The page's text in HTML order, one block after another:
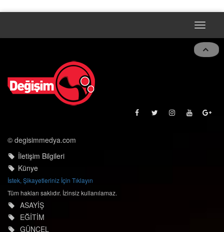
Toggle
© degisimmedya.com
İletişim Bilgileri
Künye
İstek, Şikayetleriniz İçin Tıklayın
Tüm hakları saklıdır. İzinsiz kullanılamaz.
ASAYİŞ
EĞİTİM
GÜNCEL